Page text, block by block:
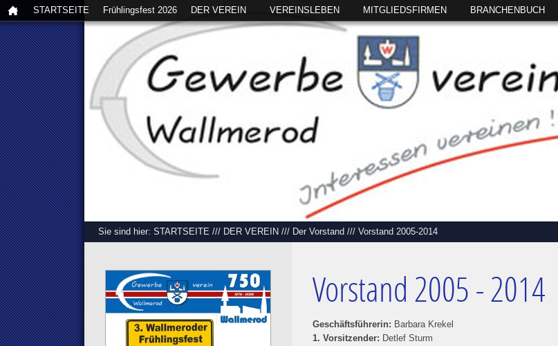
STARTSEITE Frühlingsfest 2026 DER VEREIN VEREINSLEBEN MITGLIEDSFIRMEN BRANCHENBUCH
Sie sind hier: STARTSEITE /// DER VEREIN /// Der Vorstand /// Vorstand 2005-2014
Vorstand 2005 - 2014
Geschäftsführerin: Barbara Krekel
1. Vorsitzender: Detlef Sturm